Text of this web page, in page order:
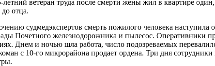
ветеран труда после смерти жены жил в квартире
до отца.
судмедэкспертов смерть пожилого человека
Почетного железнодорожника и пылесос. Оперативники
Днем и ночью шла работа, число подозреваемых
с 10-го микрорайона продает ордена. Три дня